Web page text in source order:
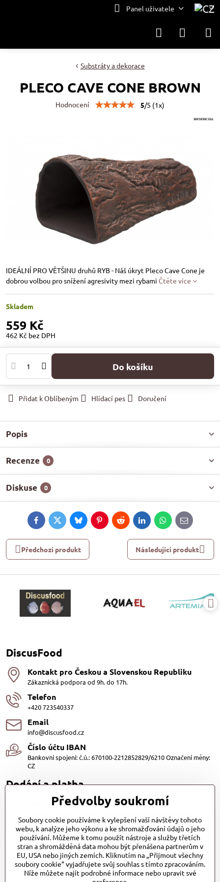
Panel uživatele
Substráty a dekorace
PLECO CAVE CONE BROWN
Hodnocení 5/5 (1x)
IDEÁLNÍ PRO VĚTŠINU druhů RYB - Náš úkryt Pleco Cave Cone je
dobrou volbou pro snížení agresivity mezi rybami Čtěte více
Skladem
559 Kč
462 Kč bez DPH
Do košíku
Přidat k Oblíbeným Hlídací pes Doručení
Popis
Recenze 0
Diskuse 0
FacebookTwitterBlueskyPinterestRedditLinkedInWhatsApp
E-
mail
Předchozí produkt Následující produkt
DiscusFood
Kontakt pro Českou a Slovenskou Republiku
Zákaznická podpora od 9h. do 17h.
Telefon
+420 723540337
Email
info@discusfood.cz
Číslo účtu IBAN
Bankovní spojení: č.ú.: 670100-2212852829/6210 Označení měny:
CZ
Dodání a platba
Dodání
s.r.o. a Zásilkovna
Platby
Dobírkou (25,- Kč)
Bankovním převodem (zdarma)
Platba kartou (Zdarma)PayPal (Zdarma)
Při převzetí hotově nebo kartou (Zdarma)
Předvolby soukromí
Soubory cookie používáme k vylepšení vaší návštěvy tohoto
webu, k analýze jeho výkonu a ke shromažďování údajů o jeho
používání. Můžeme k tomu použít nástroje a služby třetích
stran a shromážděná data mohou být přenášena partnerům v
EU, USA nebo jiných zemích. Kliknutím na „Přijmout všechny
soubory cookie“ vyjadřujete svůj souhlas s tímto zpracováním.
Níže můžete najít podrobné informace nebo upravit své